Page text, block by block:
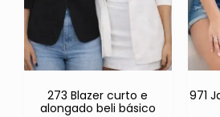
273 Blazer curto e
alongado beli básico
971